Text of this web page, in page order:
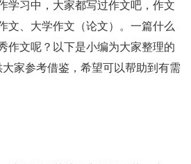
学习中，大家都写过作文吧，作文
文、大学作文（论文）。一篇什么
作文呢？以下是小编为大家整理的
家参考借鉴，希望可以帮助到有需